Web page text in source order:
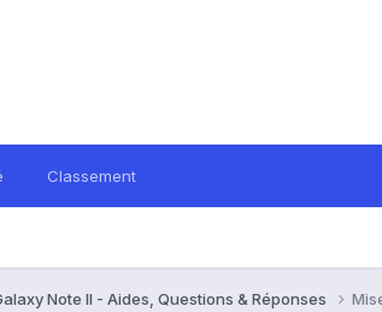
Classement
Note II - Aides, Questions & Réponses